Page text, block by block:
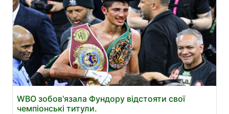
WBO зобов'язала Фундору відстояти свої
чемпіонські титули.